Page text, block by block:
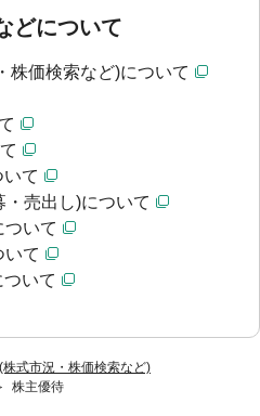
式市況・株価検索など)
株主優待
どについて
株価検索など)について
て
・売出し)について
いて
いて
いて